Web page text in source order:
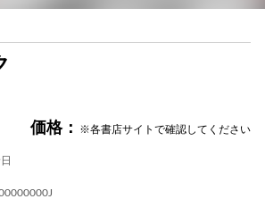
価格： ※各書店サイトで確認してください